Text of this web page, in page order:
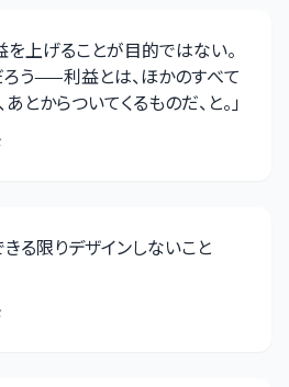
を上げることが目的ではない。
う——利益とは、ほかのすべて
とからついてくるものだ、と。」
る限りデザインしないこと